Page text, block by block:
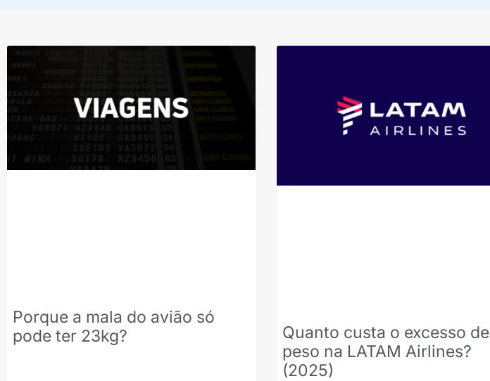
Porque a mala do avião só
pode ter 23kg?
Quanto custa o excesso de
peso na LATAM Airlines?
(2025)